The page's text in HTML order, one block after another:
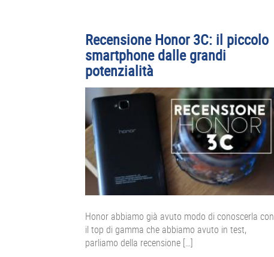
Recensione Honor 3C: il piccolo
smartphone dalle grandi
potenzialità
Honor abbiamo già avuto modo di conoscerla con
il top di gamma che abbiamo avuto in test,
parliamo della recensione […]